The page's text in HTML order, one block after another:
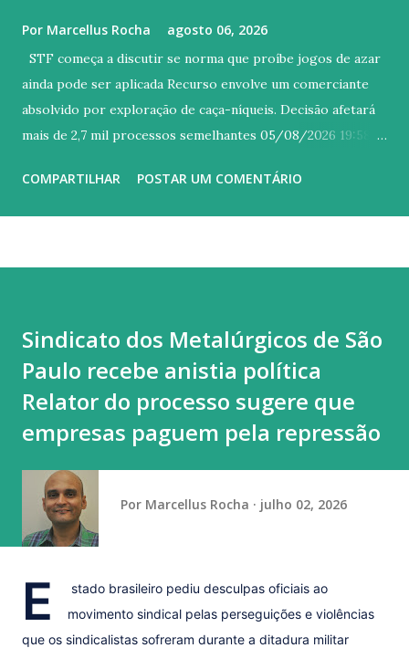
Por Marcellus Rocha agosto 06, 2026
STF começa a discutir se norma que proíbe jogos de azar
ainda pode ser aplicada Recurso envolve um comerciante
absolvido por exploração de caça-níqueis. Decisão afetará
mais de 2,7 mil processos semelhantes 05/08/2026 19:58 -
Supremo Tribunal Federal (STF) começou a discutir, na
geral (Tema 924), e a tese de julgamento irá impactar, pelo
menos, 2.728 processos que estão sobrestados em todas as
instâncias. Foram ouvidas as manifestações de partes, de
terceiros interessados e da Procuradoria-Geral da
República (PGR). O ministro Luiz Fux, relator do recurso,
apresentou a primeira parte de seu voto, que deve ser
concluído na sess...
COMPARTILHAR POSTAR UM COMENTÁRIO
Sindicato dos Metalúrgicos de São
Paulo recebe anistia política
Relator do processo sugere que
empresas paguem pela repressão
Por Marcellus Rocha julho 02, 2026
E
stado brasileiro pediu desculpas oficiais ao
movimento sindical pelas perseguições e violências
que os sindicalistas sofreram durante a ditadura militar